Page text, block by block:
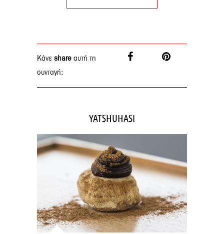
Κάνε share αυτή τη
συνταγή:
YATSHUHASI